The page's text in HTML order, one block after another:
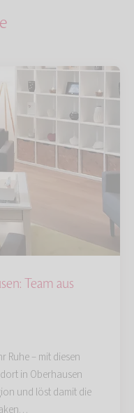
Team aus
Ruhe – mit diesen
in Oberhausen
und löst damit die